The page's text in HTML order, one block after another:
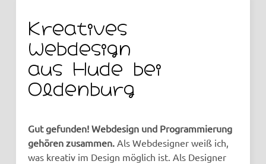
Kreatives
Webdesign
aus Hude bei
Oldenburg
Gut gefunden! Webdesign und Programmierung
gehören zusammen. Als Webdesigner weiß ich,
was kreativ im Design möglich ist. Als Designer